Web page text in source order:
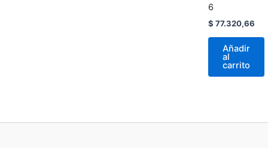
6
$ 77.320,66
Añadir
al
carrito